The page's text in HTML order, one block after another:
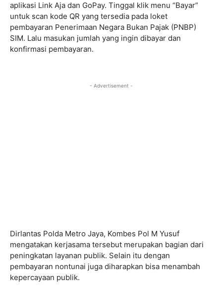
aplikasi Link Aja dan GoPay. Tinggal klik menu “Bayar”
untuk scan kode QR yang tersedia pada loket
pembayaran Penerimaan Negara Bukan Pajak (PNBP)
SIM. Lalu masukan jumlah yang ingin dibayar dan
konfirmasi pembayaran.
- Advertisement -
Dirlantas Polda Metro Jaya, Kombes Pol M Yusuf
mengatakan kerjasama tersebut merupakan bagian dari
peningkatan layanan publik. Selain itu dengan
pembayaran nontunai juga diharapkan bisa menambah
kepercayaan publik.